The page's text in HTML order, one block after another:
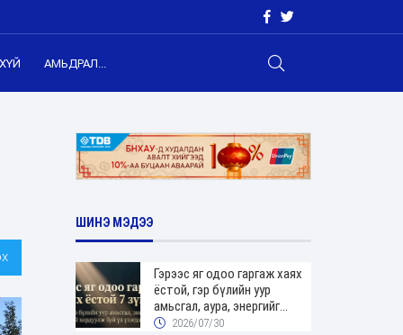
АМЬДРАЛ...
ШИНЭ МЭДЭЭ
Гэрээс яг одоо гаргаж хаях
ёстой, гэр бүлийн уур
амьсгал, аура, энергийг
хордуулдаг 7 зүйл
2026/07/30